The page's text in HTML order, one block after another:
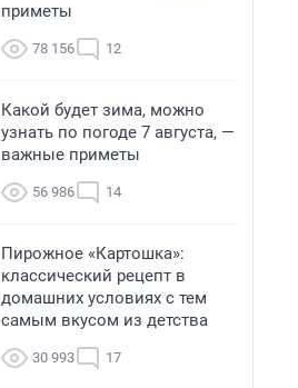
приметы
78 156 12
Какой будет зима, можно
узнать по погоде 7 августа, —
важные приметы
56 986 14
Пирожное «Картошка»:
классический рецепт в
домашних условиях с тем
самым вкусом из детства
30 993 17